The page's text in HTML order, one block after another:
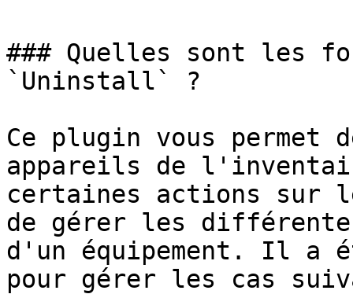
### Quelles sont les
`Uninstall` ?
Ce plugin vous permet
appareils de
certaines actions sur
de gérer les
d'un équipement. Il a
pour gérer les cas